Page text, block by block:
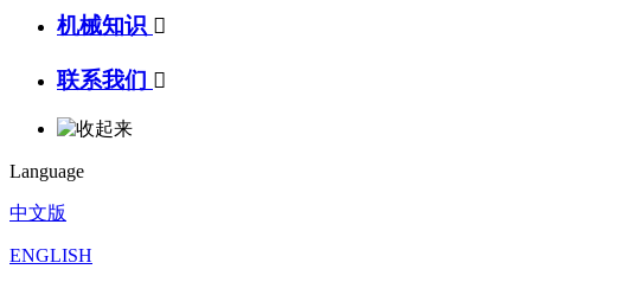
机械知识 
联系我们 
Language
中文版
ENGLISH